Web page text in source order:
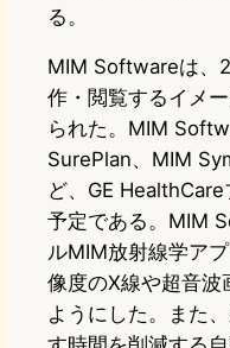
る。
MIM Softwareは、
作・閲覧するイメ
られた。MIM
SurePlan、MIM
ど、GE
予定である。MIM
ルMIM放射線学ア
像度のX線や超音波
ようにした。また